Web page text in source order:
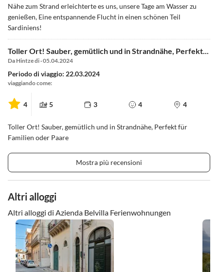
Nähe zum Strand erleichterte es uns, unsere Tage am Wasser zu
genießen, Eine entspannende Flucht in einen schönen Teil
Sardiniens!
Toller Ort! Sauber, gemütlich und in Strandnähe, Perfekt...
Da Hintze di · 05.04.2024
Periodo di viaggio: 22.03.2024
viaggiando come:
4 5 3 4 4
Toller Ort! Sauber, gemütlich und in Strandnähe, Perfekt für
Familien oder Paare
Mostra più recensioni
Altri alloggi
Altri alloggi di Azienda Belvilla Ferienwohnungen